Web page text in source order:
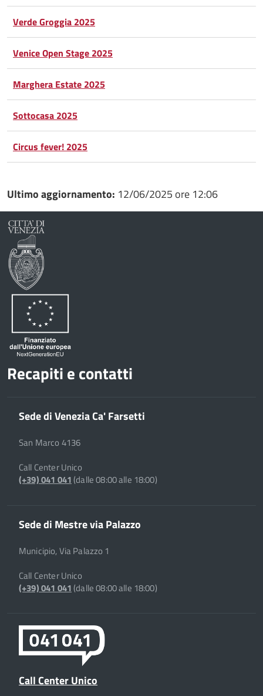
Google
Plus
su
Whatsapp
Verde Groggia 2025
Venice Open Stage 2025
Marghera Estate 2025
Sottocasa 2025
Circus fever! 2025
Ultimo aggiornamento: 12/06/2025 ore 12:06
Recapiti e contatti
Sede di Venezia Ca' Farsetti
San Marco 4136
Call Center Unico
(+39) 041 041(dalle 08:00 alle 18:00)
Sede di Mestre via Palazzo
Municipio, Via Palazzo 1
Call Center Unico
(+39) 041 041(dalle 08:00 alle 18:00)
Call Center Unico